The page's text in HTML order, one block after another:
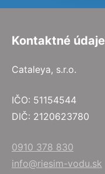
Kontaktné údaje
Cataleya, s.r.o.
IČO: 51154544
DIČ: 2120623780
0910 378 830
info@riesim-vodu.sk